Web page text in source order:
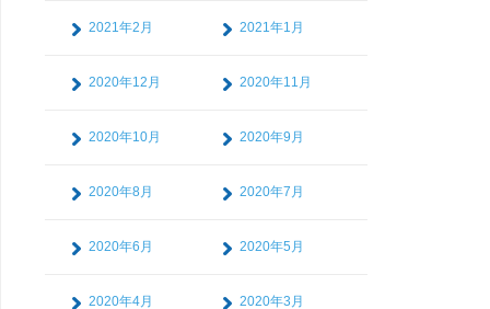
2021年2月 2021年1月
2020年12月 2020年11月
2020年10月 2020年9月
2020年8月 2020年7月
2020年6月 2020年5月
2020年4月 2020年3月